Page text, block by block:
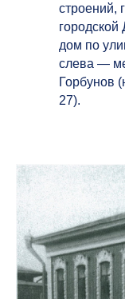
строений,
дом по
слева —
Горбунов
27).